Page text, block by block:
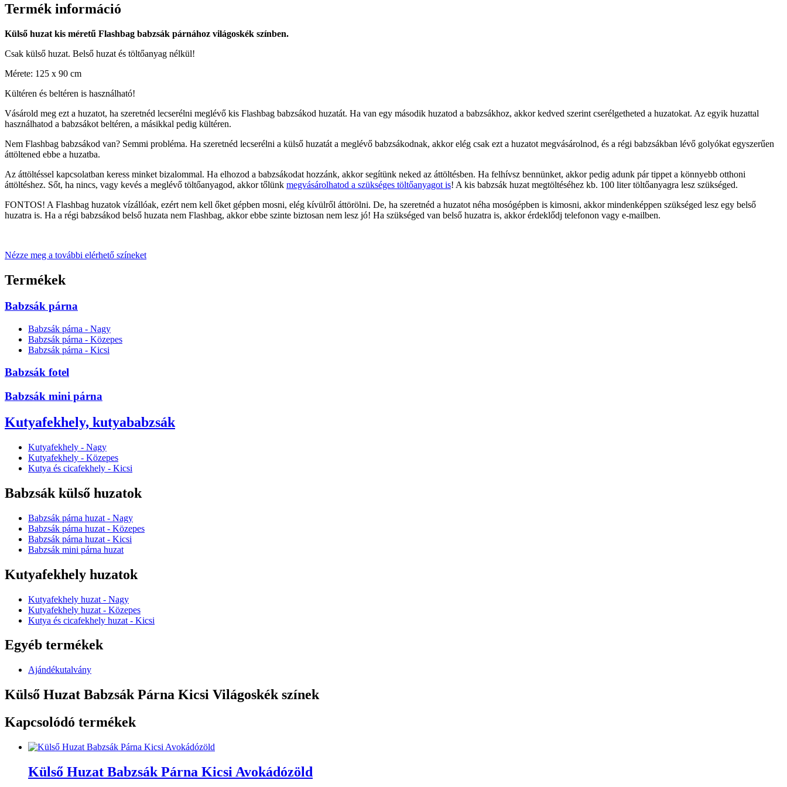
Termék információ
Külső huzat kis méretű Flashbag babzsák párnához világoskék színben.
Csak külső huzat. Belső huzat és töltőanyag nélkül!
Mérete: 125 x 90 cm
Kültéren és beltéren is használható!
Vásárold meg ezt a huzatot, ha szeretnéd lecserélni meglévő kis Flashbag babzsákod huzatát. Ha van egy második huzatod a babzsákhoz, akkor kedved szerint cserélgetheted a huzatokat. Az egyik huzattal
használhatod a babzsákot beltéren, a másikkal pedig kültéren.
Nem Flashbag babzsákod van? Semmi probléma. Ha szeretnéd lecserélni a külső huzatát a meglévő babzsákodnak, akkor elég csak ezt a huzatot megvásárolnod, és a régi babzsákban lévő golyókat egyszerűen
áttöltened ebbe a huzatba.
Az áttöltéssel kapcsolatban keress minket bizalommal. Ha elhozod a babzsákodat hozzánk, akkor segítünk neked az áttöltésben. Ha felhívsz bennünket, akkor pedig adunk pár tippet a könnyebb otthoni
áttöltéshez. Sőt, ha nincs, vagy kevés a meglévő töltőanyagod, akkor tőlünk megvásárolhatod a szükséges töltőanyagot is! A kis babzsák huzat megtöltéséhez kb. 100 liter töltőanyagra lesz szükséged.
FONTOS! A Flashbag huzatok vízállóak, ezért nem kell őket gépben mosni, elég kívülről áttörölni. De, ha szeretnéd a huzatot néha mosógépben is kimosni, akkor mindenképpen szükséged lesz egy belső
huzatra is. Ha a régi babzsákod belső huzata nem Flashbag, akkor ebbe szinte biztosan nem lesz jó! Ha szükséged van belső huzatra is, akkor érdeklődj telefonon vagy e-mailben.
Nézze meg a további elérhető színeket
Termékek
Babzsák párna
Babzsák párna - Nagy
Babzsák párna - Közepes
Babzsák párna - Kicsi
Babzsák fotel
Babzsák mini párna
Kutyafekhely, kutyababzsák
Kutyafekhely - Nagy
Kutyafekhely - Közepes
Kutya és cicafekhely - Kicsi
Babzsák külső huzatok
Babzsák párna huzat - Nagy
Babzsák párna huzat - Közepes
Babzsák párna huzat - Kicsi
Babzsák mini párna huzat
Kutyafekhely huzatok
Kutyafekhely huzat - Nagy
Kutyafekhely huzat - Közepes
Kutya és cicafekhely huzat - Kicsi
Egyéb termékek
Ajándékutalvány
Külső Huzat Babzsák Párna Kicsi Világoskék színek
Kapcsolódó termékek
Külső Huzat Babzsák Párna Kicsi Avokádózöld